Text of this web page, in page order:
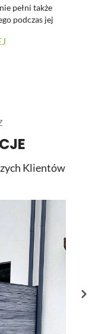
pełni także
podczas jej
w
Klientów